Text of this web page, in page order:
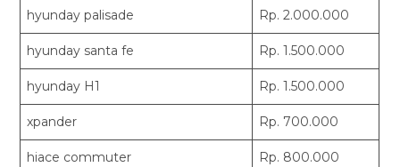
hyunday palisade Rp. 2.000.000
hyunday santa fe Rp. 1.500.000
hyunday H1 Rp. 1.500.000
xpander Rp. 700.000
hiace commuter Rp. 800.000